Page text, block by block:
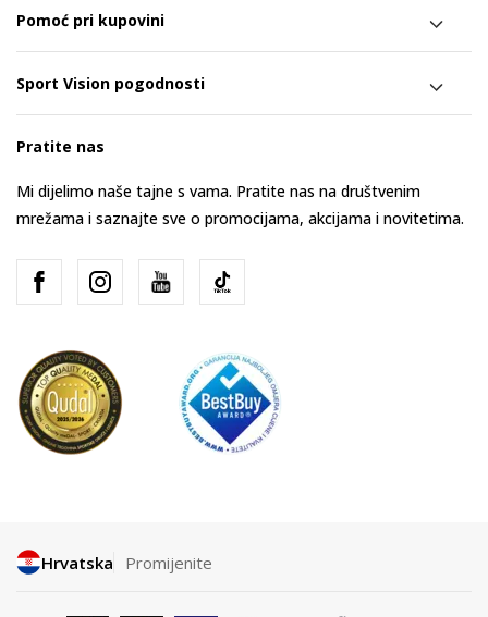
Pomoć pri kupovini
Sport Vision pogodnosti
Pratite nas
Mi dijelimo naše tajne s vama. Pratite nas na društvenim
mrežama i saznajte sve o promocijama, akcijama i novitetima.
Hrvatska Promijenite